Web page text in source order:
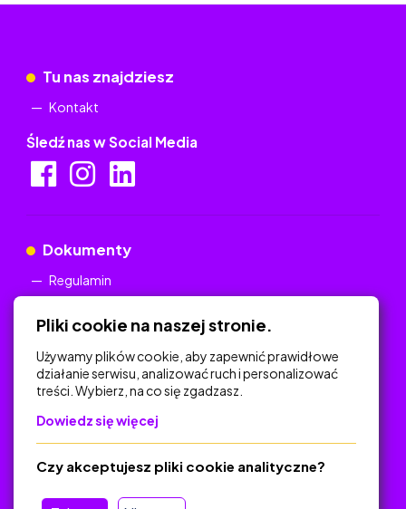
Tu nas znajdziesz
Kontakt
Śledź nas w Social Media
Dokumenty
Regulamin
Na skróty
Polityka Prywatności
Regulamin
O platformie
Baza materiałów dydaktycznych
Pliki cookie na naszej stronie.
Używamy plików cookie, aby zapewnić prawidłowe
działanie serwisu, analizować ruch i personalizować
treści. Wybierz, na co się zgadzasz.
Dowiedz się więcej
Czy akceptujesz pliki cookie analityczne?